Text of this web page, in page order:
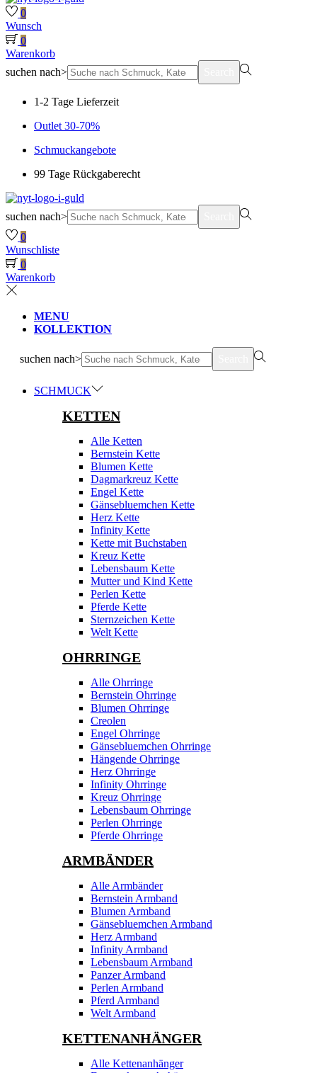
0
Wunsch
0
Warenkorb
suchen nach>
1-2 Tage Lieferzeit
Outlet 30-70%
Schmuckangebote
99 Tage Rückgaberecht
suchen nach>
0
Wunschliste
0
Warenkorb
MENU
KOLLEKTION
suchen nach>
SCHMUCK
KETTEN
Alle Ketten
Bernstein Kette
Blumen Kette
Dagmarkreuz Kette
Engel Kette
Gänsebluemchen Kette
Herz Kette
Infinity Kette
Kette mit Buchstaben
Kreuz Kette
Lebensbaum Kette
Mutter und Kind Kette
Perlen Kette
Pferde Kette
Sternzeichen Kette
Welt Kette
OHRRINGE
Alle Ohrringe
Bernstein Ohrringe
Blumen Ohrringe
Creolen
Engel Ohrringe
Gänsebluemchen Ohrringe
Hängende Ohrringe
Herz Ohrringe
Infinity Ohrringe
Kreuz Ohrringe
Lebensbaum Ohrringe
Perlen Ohrringe
Pferde Ohrringe
ARMBÄNDER
Alle Armbänder
Bernstein Armband
Blumen Armband
Gänsebluemchen Armband
Herz Armband
Infinity Armband
Lebensbaum Armband
Panzer Armband
Perlen Armband
Pferd Armband
Welt Armband
KETTENANHÄNGER
Alle Kettenanhänger